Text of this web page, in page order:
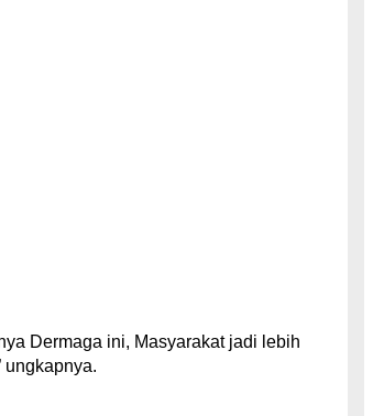
Dermaga ini, Masyarakat jadi lebih
ungkapnya.